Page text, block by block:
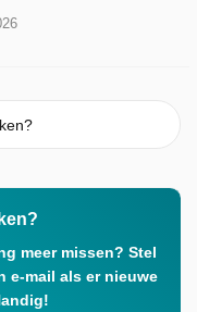
meer missen? Stel
e-mail als er nieuwe